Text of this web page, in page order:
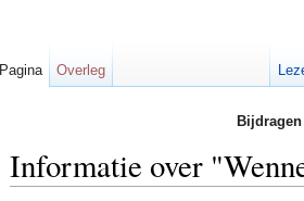
Informatie over
Pagina Overleg